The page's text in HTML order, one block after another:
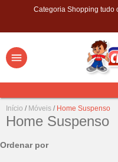
Categoria Shopping tudo
Início / Móveis / Home Suspenso
Home Suspenso
Ordenar por